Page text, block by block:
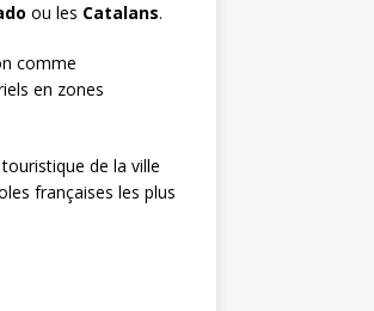
ou les Catalans.
comme
en zones
de la ville
françaises les plus